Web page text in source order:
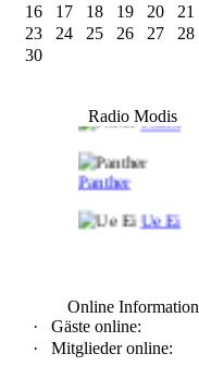
16
17 18 19 20 21
23
24 25 26 27 28
30
Radio Modis
Frank
Panther
Ue Ei
Online Information
·
Gäste online:
·
Mitglieder online: